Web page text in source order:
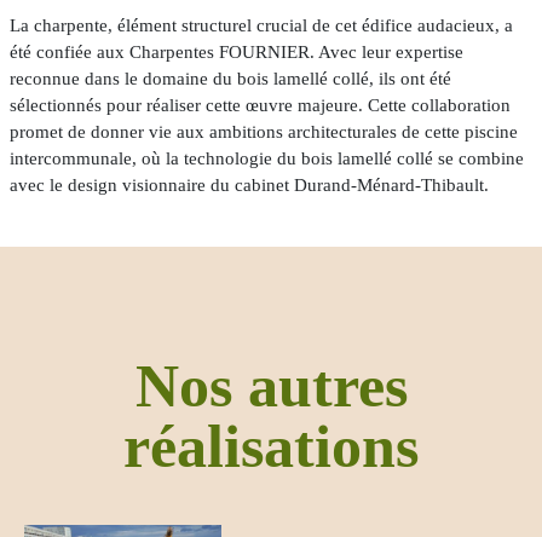
La charpente, élément structurel crucial de cet édifice audacieux, a
été confiée aux Charpentes FOURNIER. Avec leur expertise
reconnue dans le domaine du bois lamellé collé, ils ont été
sélectionnés pour réaliser cette œuvre majeure. Cette collaboration
promet de donner vie aux ambitions architecturales de cette piscine
intercommunale, où la technologie du bois lamellé collé se combine
avec le design visionnaire du cabinet Durand-Ménard-Thibault.
Nos autres
réalisations